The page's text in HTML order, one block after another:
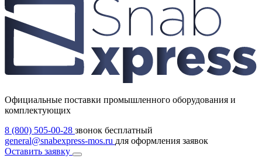
Официальные поставки промышленного оборудования и
комплектующих
8 (800) 505-00-28 звонок бесплатный
general@snabexpress-mos.ru для оформления заявок
Оставить заявку